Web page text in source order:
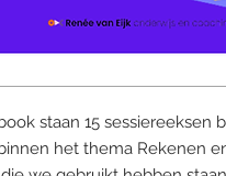
staan 15 sessiereeksen
het thema Rekenen